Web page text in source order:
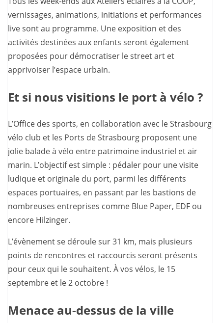
vernissages, animations, initiations et performances
live sont au programme. Une exposition et des
activités destinées aux enfants seront également
proposées pour démocratiser le street art et
apprivoiser l’espace urbain.
Et si nous visitions le port à vélo ?
L’Office des sports, en collaboration avec le Strasbourg
vélo club et les Ports de Strasbourg proposent une
jolie balade à vélo entre patrimoine industriel et air
marin. L’objectif est simple : pédaler pour une visite
ludique et originale du port, parmi les différents
espaces portuaires, en passant par les bastions de
nombreuses entreprises comme Blue Paper, EDF ou
encore Hilzinger.
L’évènement se déroule sur 31 km, mais plusieurs
points de rencontres et raccourcis seront présents
pour ceux qui le souhaitent. À vos vélos, le 15
septembre et le 2 octobre !
Menace au-dessus de la ville